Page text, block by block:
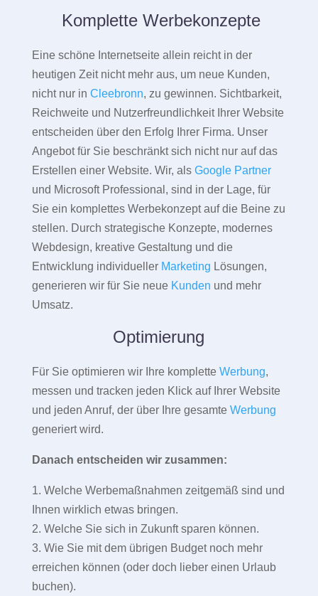
Komplette Werbekonzepte
Eine schöne Internetseite allein reicht in der
heutigen Zeit nicht mehr aus, um neue Kunden,
nicht nur in Cleebronn, zu gewinnen. Sichtbarkeit,
Reichweite und Nutzerfreundlichkeit Ihrer Website
entscheiden über den Erfolg Ihrer Firma. Unser
Angebot für Sie beschränkt sich nicht nur auf das
Erstellen einer Website. Wir, als Google Partner
und Microsoft Professional, sind in der Lage, für
Sie ein komplettes Werbekonzept auf die Beine zu
stellen. Durch strategische Konzepte, modernes
Webdesign, kreative Gestaltung und die
Entwicklung individueller Marketing Lösungen,
generieren wir für Sie neue Kunden und mehr
Umsatz.
Optimierung
Für Sie optimieren wir Ihre komplette Werbung,
messen und tracken jeden Klick auf Ihrer Website
und jeden Anruf, der über Ihre gesamte Werbung
generiert wird.
Danach entscheiden wir zusammen:
1. Welche Werbemaßnahmen zeitgemäß sind und
Ihnen wirklich etwas bringen.
2. Welche Sie sich in Zukunft sparen können.
3. Wie Sie mit dem übrigen Budget noch mehr
erreichen können (oder doch lieber einen Urlaub
buchen).